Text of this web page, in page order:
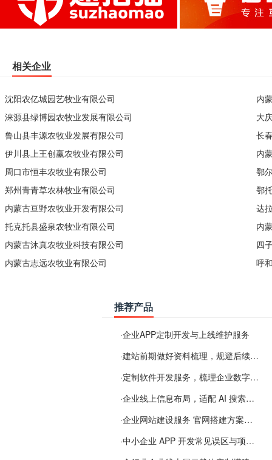
相关企业
沈阳农亿城园艺牧业有限公司
涞源县绿博园农牧业发展有限公司
鲁山县丰源农牧业发展有限公司
伊川县上王创赢农牧业有限公司
周口市恒丰农牧业有限公司
郑州青青草农林牧业有限公司
内蒙古亘野农牧业开发有限公司
托克托县盛泉农牧业有限公司
内蒙古沐真农牧业科技有限公司
内蒙古志远农牧业有限公司
内
大
长
内
鄂
鄂
达
内
四
呼
推荐产品
·企业APP定制开发与上线维护服务
·建站前期做好资料梳理，规避后续各类使用难题
·定制软件开发服务，梳理企业数字化落地常见难点
·企业线上信息布局，适配 AI 搜索需要留意这些要点
·企业网站建设服务 官网搭建方案经验分享
·中小企业 APP 开发常见误区与项目规划实用经验